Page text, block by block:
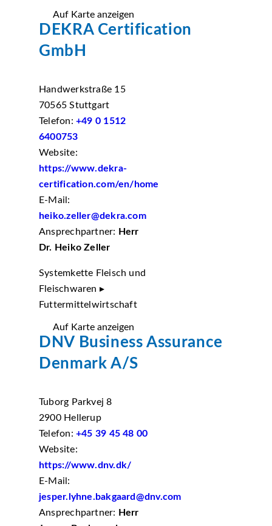
Auf Karte anzeigen
DEKRA Certification
GmbH
Handwerkstraße 15
70565 Stuttgart
Telefon: +49 0 1512
6400753
Website:
https://www.dekra-
certification.com/en/home
E-Mail:
heiko.zeller@dekra.com
Ansprechpartner: Herr
Dr. Heiko Zeller
Systemkette Fleisch und
Fleischwaren ▸
Futtermittelwirtschaft
Auf Karte anzeigen
DNV Business Assurance
Denmark A/S
Tuborg Parkvej 8
2900 Hellerup
Telefon: +45 39 45 48 00
Website:
https://www.dnv.dk/
E-Mail:
jesper.lyhne.bakgaard@dnv.com
Ansprechpartner: Herr